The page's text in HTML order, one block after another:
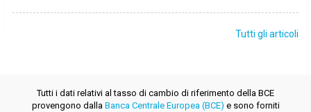
Tutti gli articoli
Tutti i dati relativi al tasso di cambio di riferimento della BCE
provengono dalla Banca Centrale Europea (BCE) e sono forniti